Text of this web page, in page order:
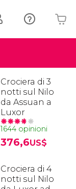
Crociera di 3
notti sul Nilo
da Assuan a
Luxor
1644 opinioni
376,6US$
Crociera di 4
notti sul Nilo